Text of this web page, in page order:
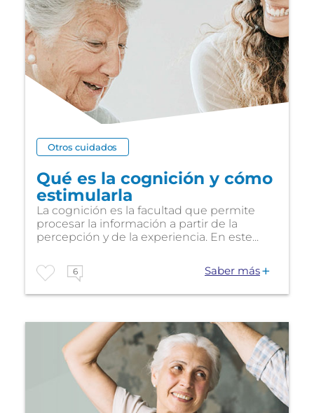
Otros cuidados
Qué es la cognición y cómo
estimularla
La cognición es la facultad que permite
procesar la información a partir de la
percepción y de la experiencia. En este...
6 Saber más